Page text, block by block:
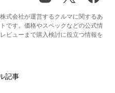
式会社が運営するクルマに関するあ
です。価格やスペックなどの公式情
ビューまで購入検討に役立つ情報を
記事